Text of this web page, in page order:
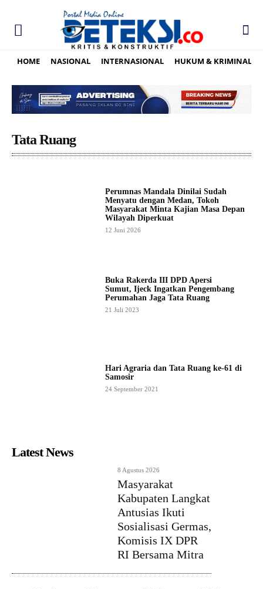
HOME NASIONAL INTERNASIONAL HUKUM & KRIMINAL
Tata Ruang
Perumnas Mandala Dinilai Sudah
Menyatu dengan Medan, Tokoh
Masyarakat Minta Kajian Masa Depan
Wilayah Diperkuat
12 Juni 2026
Buka Rakerda III DPD Apersi
Sumut, Ijeck Ingatkan Pengembang
Perumahan Jaga Tata Ruang
21 Juli 2023
Hari Agraria dan Tata Ruang ke-61 di
Samosir
24 September 2021
Latest News
8 Agustus 2026
Masyarakat
Kabupaten Langkat
Antusias Ikuti
Sosialisasi Germas,
Komisis IX DPR
RI Bersama Mitra